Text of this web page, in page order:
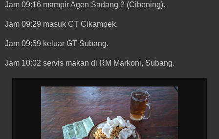
Jam 09:16 mampir Agen Sadang 2 (Cibening).
Jam 09:29 masuk GT Cikampek.
Jam 09:59 keluar GT Subang.
Jam 10:02 servis makan di RM Markoni, Subang.